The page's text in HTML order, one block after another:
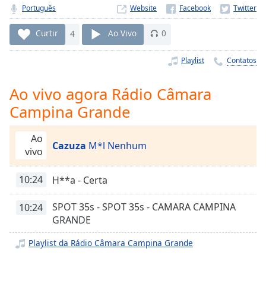
Seek to
live,
currently
behind
LIVE
Remaining
Playback
Chapters
Chapters
descriptions
off,
selected
Português Website
Curtir 4 Ao Vivo 0
Playlist Contatos
Ao vivo agora Rádio Câmara
Campina Grande
Ao
vivo
Cazuza M*l Nenhum
10:24 H**a - Certa
10:24
SPOT 35s - SPOT 35s - CAMARA CAMPINA
GRANDE
Playlist da Rádio Câmara Campina Grande